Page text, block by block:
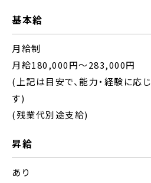
基本給
月給制
月給180,000円～283,000円
(上記は目安で、能力・経験に応
す)
(残業代別途支給)
昇給
あり